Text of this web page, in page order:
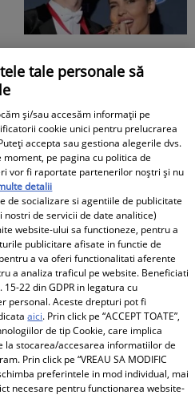
mamei lui Rares Cojoc
Andreea Popescu. Ce i-a
comentat public fostei
nurori
Surpriză în showbiz-ul
românesc! Valentin
Sanfira și Codruța Filip,
împreună ....
tale personale să
și/sau accesăm informații pe
cookie unici pentru prelucrarea
accepta sau gestiona alegerile dvs.
pe pagina cu politica de
vor fi raportate partenerilor noștri și nu
detalii
de socializare si agentiile de publicitate
de servicii de date analitice)
website-ului sa functioneze, pentru a
publicitare afisate in functie de
a va oferi functionalitati aferente
a analiza traficul pe website. Beneficiati
22 din GDPR in legatura cu
personal. Aceste drepturi pot fi
aici. Prin click pe “ACCEPT TOATE”,
de tip Cookie, care implica
la stocarea/accesarea informatiilor de
Prin click pe “VREAU SA MODIFIC
preferintele in mod individual, mai
necesare pentru functionarea website-